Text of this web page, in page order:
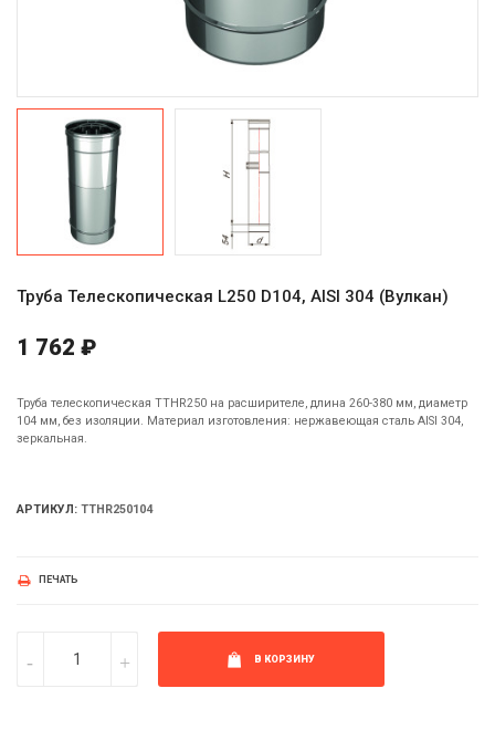
Труба Телескопическая L250 D104, AISI 304 (Вулкан)
1 762 ₽
Труба телескопическая TTHR250 на расширителе, длина 260-380 мм, диаметр
104 мм, без изоляции. Материал изготовления: нержавеющая сталь AISI 304,
зеркальная.
АРТИКУЛ: TTHR250104
ПЕЧАТЬ
В КОРЗИНУ